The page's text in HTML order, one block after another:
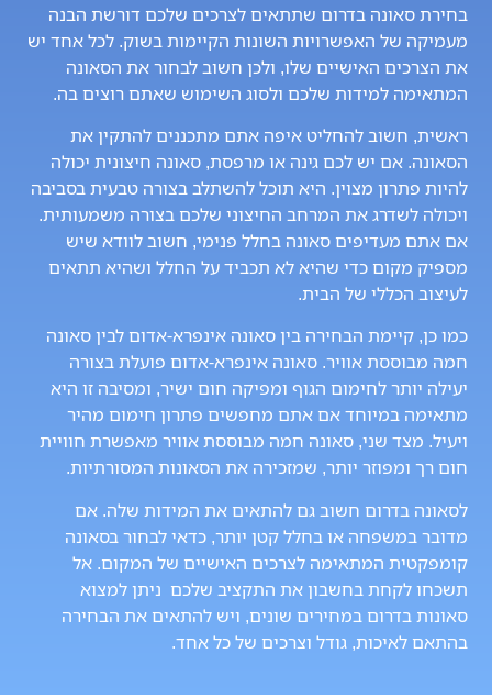
בחירת סאונה בדרום שתתאים לצרכים שלכם דורשת הבנה
מעמיקה של האפשרויות השונות הקיימות בשוק. לכל אחד יש
את הצרכים האישיים שלו, ולכן חשוב לבחור את הסאונה
המתאימה למידות שלכם ולסוג השימוש שאתם רוצים בה.
ראשית, חשוב להחליט איפה אתם מתכננים להתקין את
הסאונה. אם יש לכם גינה או מרפסת, סאונה חיצונית יכולה
להיות פתרון מצוין. היא תוכל להשתלב בצורה טבעית בסביבה
ויכולה לשדרג את המרחב החיצוני שלכם בצורה משמעותית.
אם אתם מעדיפים סאונה בחלל פנימי, חשוב לוודא שיש
מספיק מקום כדי שהיא לא תכביד על החלל ושהיא תתאים
לעיצוב הכללי של הבית.
כמו כן, קיימת הבחירה בין סאונה אינפרא-אדום לבין סאונה
חמה מבוססת אוויר. סאונה אינפרא-אדום פועלת בצורה
יעילה יותר לחימום הגוף ומפיקה חום ישיר, ומסיבה זו היא
מתאימה במיוחד אם אתם מחפשים פתרון חימום מהיר
ויעיל. מצד שני, סאונה חמה מבוססת אוויר מאפשרת חוויית
חום רך ומפוזר יותר, שמזכירה את הסאונות המסורתיות.
לסאונה בדרום חשוב גם להתאים את המידות שלה. אם
מדובר במשפחה או בחלל קטן יותר, כדאי לבחור בסאונה
קומפקטית המתאימה לצרכים האישיים של המקום. אל
תשכחו לקחת בחשבון את התקציב שלכם ניתן למצוא
סאונות בדרום במחירים שונים, ויש להתאים את הבחירה
בהתאם לאיכות, גודל וצרכים של כל אחד.